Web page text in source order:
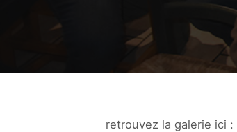
retrouvez la galerie ici :